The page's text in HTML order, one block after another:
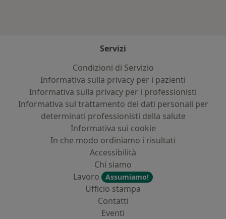
Servizi
Condizioni di Servizio
Informativa sulla privacy per i pazienti
Informativa sulla privacy per i professionisti
Informativa sul trattamento dei dati personali per
determinati professionisti della salute
Informativa sui cookie
In che modo ordiniamo i risultati
Accessibilità
Chi siamo
Lavoro
Assumiamo!
Ufficio stampa
Contatti
Eventi